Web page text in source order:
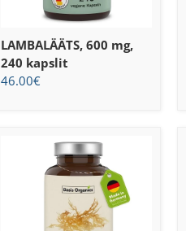
LAMBALÄÄTS, 600 mg,
240 kapslit
46.00€